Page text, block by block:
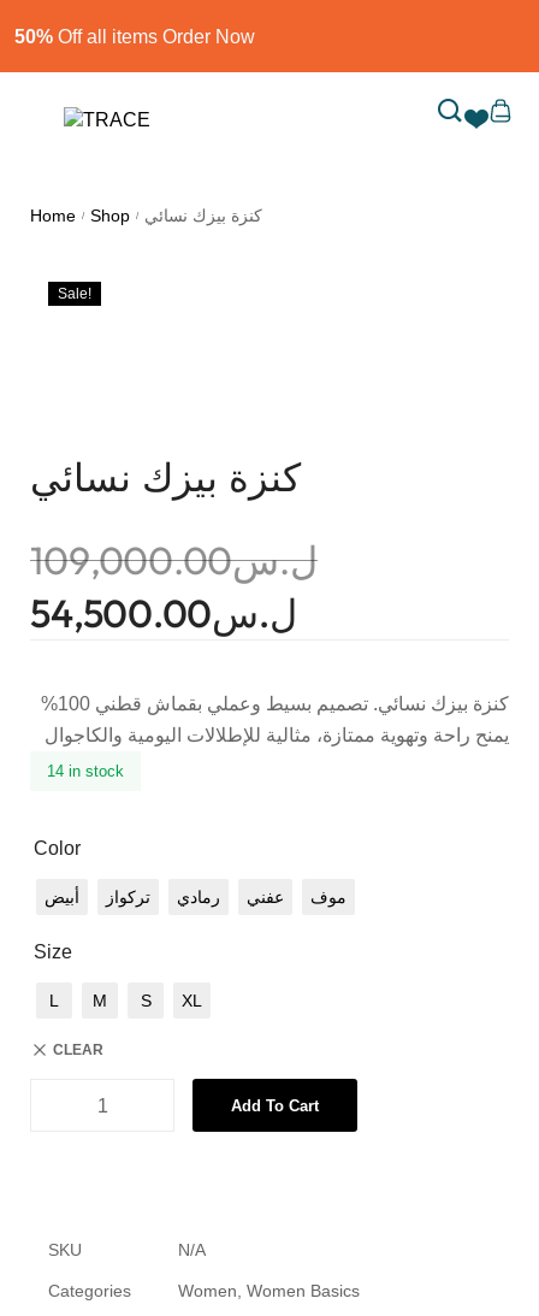
50% Off all items Order Now​
Home / Shop / كنزة بيزك نسائي
Sale!
كنزة بيزك نسائي
ل.س109,000.00
ل.س54,500.00
كنزة بيزك نسائي. تصميم بسيط وعملي بقماش قطني 100%
يمنح راحة وتهوية ممتازة، مثالية للإطلالات اليومية والكاجوال
14 in stock
Color
أبيض تركواز رمادي عفني موف
Size
L M S XL
CLEAR
Add To Cart
SKU N/A
Categories Women Women Basics